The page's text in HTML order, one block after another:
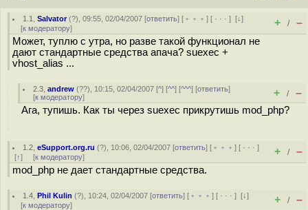
1.1 ,Salvator(?), 09:55, 02/04/2007 [ответить] [ ﹢﹢﹢] [ · · ·][↓]
[к модератору] + / –
Может, туплю с утра, но разве такой функционал не
дают стандартные средства апача? suexec +
vhost_alias ...
2.3 ,andrew (??), 10:15, 02/04/2007 [^] [^^] [^^^] [ответить]
[к модератору] + / –
Ага, тупишь. Как ты через suexec прикрутишь mod_php?
1.2 ,eSupport.org.ru (?), 10:06, 02/04/2007 [ответить] [ ﹢﹢﹢] [ · · ·]
[↑] [к модератору] + / –
mod_php не дает стандартные средства.
1.4 ,Phil Kulin (?), 10:24, 02/04/2007 [ответить] [ ﹢﹢﹢] [ · · ·][↓]
[к модератору] + / –